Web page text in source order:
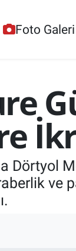
Foto Galeri
Dörtyol
ve